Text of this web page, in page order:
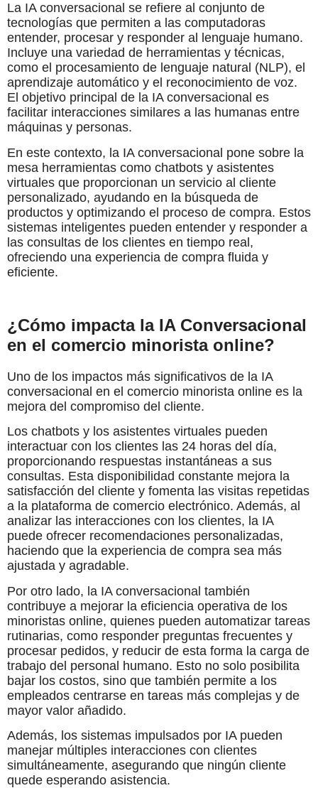
La IA conversacional se refiere al conjunto de
tecnologías que permiten a las computadoras
entender, procesar y responder al lenguaje humano.
Incluye una variedad de herramientas y técnicas,
como el procesamiento de lenguaje natural (NLP), el
aprendizaje automático y el reconocimiento de voz.
El objetivo principal de la IA conversacional es
facilitar interacciones similares a las humanas entre
máquinas y personas.
En este contexto, la IA conversacional pone sobre la
mesa herramientas como chatbots y asistentes
virtuales que proporcionan un servicio al cliente
personalizado, ayudando en la búsqueda de
productos y optimizando el proceso de compra. Estos
sistemas inteligentes pueden entender y responder a
las consultas de los clientes en tiempo real,
ofreciendo una experiencia de compra fluida y
eficiente.
¿Cómo impacta la IA Conversacional
en el comercio minorista online?
Uno de los impactos más significativos de la IA
conversacional en el comercio minorista online es la
mejora del compromiso del cliente.
Los chatbots y los asistentes virtuales pueden
interactuar con los clientes las 24 horas del día,
proporcionando respuestas instantáneas a sus
consultas. Esta disponibilidad constante mejora la
satisfacción del cliente y fomenta las visitas repetidas
a la plataforma de comercio electrónico. Además, al
analizar las interacciones con los clientes, la IA
puede ofrecer recomendaciones personalizadas,
haciendo que la experiencia de compra sea más
ajustada y agradable.
Por otro lado, la IA conversacional también
contribuye a mejorar la eficiencia operativa de los
minoristas online, quienes pueden automatizar tareas
rutinarias, como responder preguntas frecuentes y
procesar pedidos, y reducir de esta forma la carga de
trabajo del personal humano. Esto no solo posibilita
bajar los costos, sino que también permite a los
empleados centrarse en tareas más complejas y de
mayor valor añadido.
Además, los sistemas impulsados por IA pueden
manejar múltiples interacciones con clientes
simultáneamente, asegurando que ningún cliente
quede esperando asistencia.